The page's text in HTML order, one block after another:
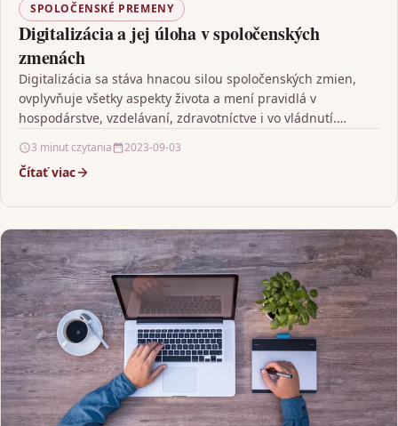
SPOLOČENSKÉ PREMENY
Digitalizácia a jej úloha v spoločenských
zmenách
Digitalizácia sa stáva hnacou silou spoločenských zmien,
ovplyvňuje všetky aspekty života a mení pravidlá v
hospodárstve, vzdelávaní, zdravotníctve i vo vládnutí.
3 minut czytania 2023-09-03
Čítať viac